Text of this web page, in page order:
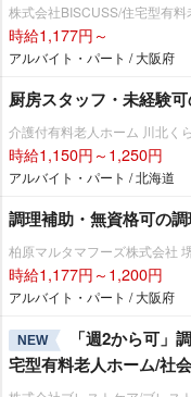
株式会社BISCUSS/住宅型有
時給1,177円～
アルバイト・パート / 大阪府
厨房スタッフ・未経験
介護付有料老人ホーム 川北く
時給1,150円～1,250円
アルバイト・パート / 北海道
調理補助・無資格可の
柏原マルタマフーズ株式会社
時給1,177円～1,200円
アルバイト・パート / 大阪府
NEW
「週2から可」
宅型有料老人ホーム/社